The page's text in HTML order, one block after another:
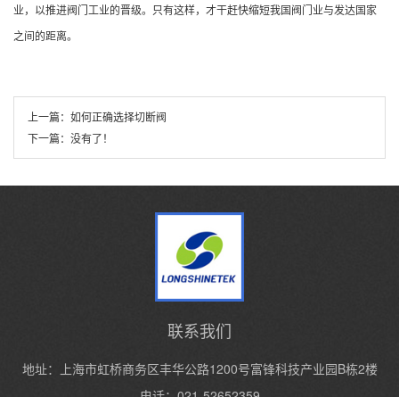
业，以推进阀门工业的晋级。只有这样，才干赶快缩短我国阀门业与发达国家
之间的距离。
上一篇： 如何正确选择切断阀
下一篇： 没有了！
联系我们
地址：上海市虹桥商务区丰华公路1200号富锋科技产业园B栋2楼